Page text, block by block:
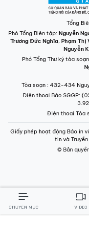
Tổng
Phó Tổng Biên tập: Nguyễn
Trương Đức Nghĩa, Phạm Thị
Nguyễn
Phó Tổng Thư ký tòa
Tòa soạn : 432-434
Điện thoại Báo SGGP:
Điện thoại Tòa
Giấy phép hoạt động Báo in
tin và
© Bản
CHUYÊN MỤC VIDEO